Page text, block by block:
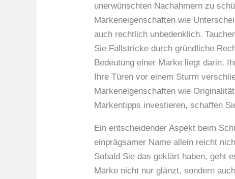
unerwünschten Nachahmern zu
Markeneigenschaften wie
auch rechtlich unbedenklich.
Sie Fallstricke durch gründliche
Bedeutung einer Marke liegt darin,
Ihre Türen vor einem Sturm
Markeneigenschaften wie
Markentipps investieren, schaffen
Ein entscheidender Aspekt beim
einprägsamer Name allein reicht
Sobald Sie das geklärt haben, geht
Marke nicht nur glänzt, sondern